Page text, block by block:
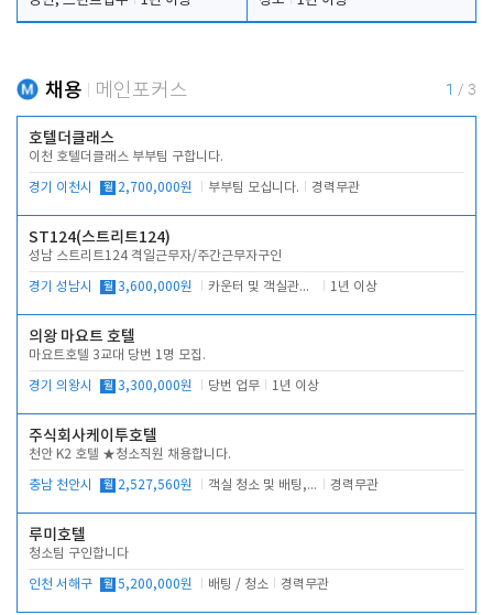
채용 메인포커스 1 / 3
호텔더클래스
이천 호텔더클래스 부부팀 구합니다.
경기 이천시 월 2,700,000원 부부팀 모십니다. 경력무관
ST124(스트리트124)
성남 스트리트124 격일근무자/주간근무자구인
경기 성남시 월 3,600,000원 카운터 및 객실관리 전반 1년 이상
의왕 마요트 호텔
마요트호텔 3교대 당번 1명 모집.
경기 의왕시 월 3,300,000원 당번 업무 1년 이상
주식회사케이투호텔
천안 K2 호텔 ★청소직원 채용합니다.
충남 천안시 월 2,527,560원 객실 청소 및 배팅, 주변 시설 청소 경력무관
루미호텔
청소팀 구인합니다
인천 서해구 월 5,200,000원 배팅 / 청소 경력무관